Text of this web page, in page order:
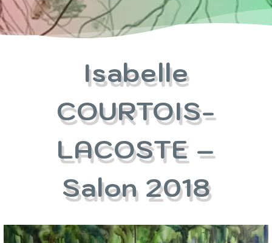
Isabelle
COURTOIS-
LACOSTE –
Salon 2018